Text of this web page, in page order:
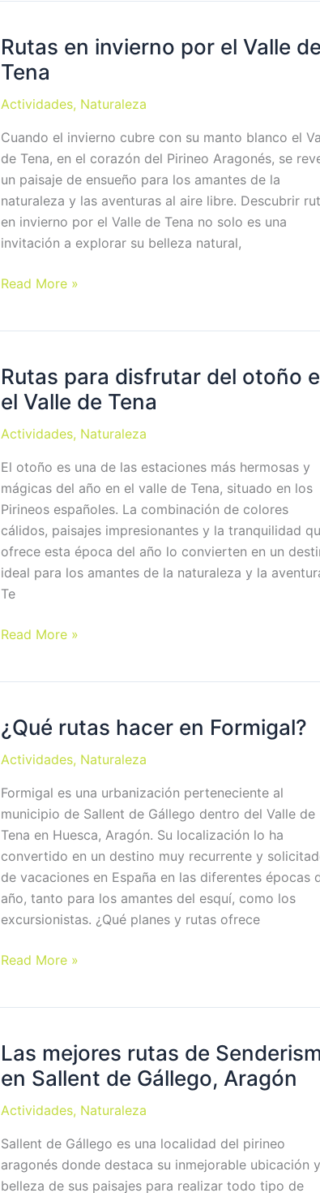
hacer
en
el
Pirineo
buen
tiempo
Rutas en invierno por el Valle de
Tena
Actividades, Naturaleza
Cuando el invierno cubre con su manto blanco el
de Tena, en el corazón del Pirineo Aragonés, se
un paisaje de ensueño para los amantes de la
naturaleza y las aventuras al aire libre. Descubrir
en invierno por el Valle de Tena no solo es una
invitación a explorar su belleza natural,
Rutas
el
Valle
de
Tena
Read More »
Rutas para disfrutar del otoño
el Valle de Tena
Actividades, Naturaleza
El otoño es una de las estaciones más hermosas y
mágicas del año en el valle de Tena, situado en los
Pirineos españoles. La combinación de colores
cálidos, paisajes impresionantes y la tranquilidad
ofrece esta época del año lo convierten en un
ideal para los amantes de la naturaleza y la
Te
Rutas
otoño
en
el
de
Tena
Read More »
¿Qué rutas hacer en Formigal?
Actividades, Naturaleza
Formigal es una urbanización perteneciente al
municipio de Sallent de Gállego dentro del Valle de
Tena en Huesca, Aragón. Su localización lo ha
convertido en un destino muy recurrente y
de vacaciones en España en las diferentes épocas
año, tanto para los amantes del esquí, como los
excursionistas. ¿Qué planes y rutas ofrece
¿Qué
Formigal?
Read More »
Las mejores rutas de
en Sallent de Gállego, Aragón
Actividades, Naturaleza
Sallent de Gállego es una localidad del pirineo
aragonés donde destaca su inmejorable ubicación
belleza de sus paisajes para realizar todo tipo de